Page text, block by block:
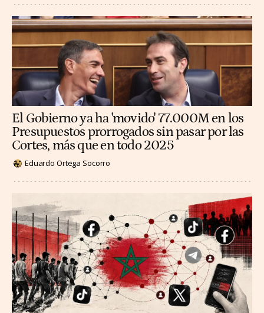
El Gobierno ya ha 'movido' 77.000M en los
Presupuestos prorrogados sin pasar por las
Cortes, más que en todo 2025
Eduardo Ortega Socorro